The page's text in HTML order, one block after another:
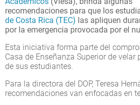
recomendaciones para que los
de Costa Rica (TEC) las apliquen
por la emergencia provocada por el
Esta iniciativa forma parte del
Casa de Enseñanza Superior de
de sus estudiantes.
Para la directora del DOP, Teresa
recomendaciones van enfocadas en